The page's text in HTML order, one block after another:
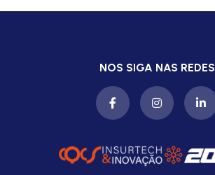
NOS SIGA NAS REDES